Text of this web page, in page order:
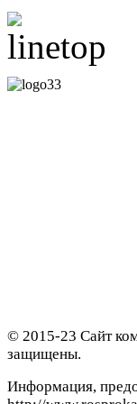
© 2015-23 Сайт
защищены.
Информация,